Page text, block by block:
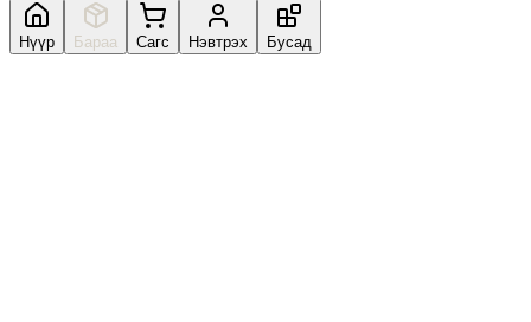
Нүүр Бараа Сагс Нэвтрэх Бусад